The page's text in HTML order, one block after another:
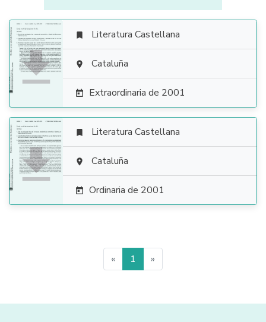

 Literatura Castellana
 Cataluña
 Extraordinaria de 2001

 Literatura Castellana
 Cataluña
 Ordinaria de 2001
« 1 »